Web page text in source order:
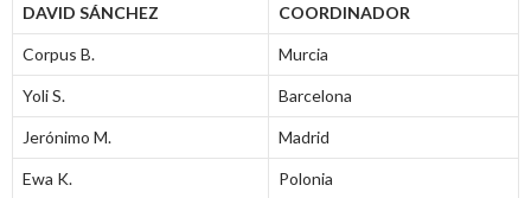
DAVID SÁNCHEZ COORDINADOR
Corpus B. Murcia
Yoli S. Barcelona
Jerónimo M. Madrid
Ewa K. Polonia